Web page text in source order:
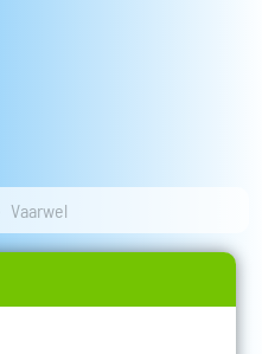
Vaarwel